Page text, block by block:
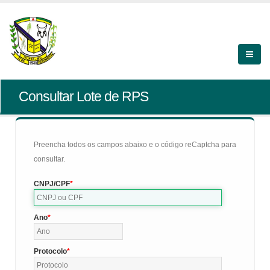
Consultar Lote de RPS
Preencha todos os campos abaixo e o código reCaptcha para
consultar.
CNPJ/CPF
Ano
Protocolo